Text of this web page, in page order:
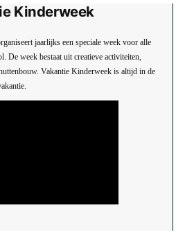
Kinderweek
jaarlijks een speciale week voor alle
De week bestaat uit creatieve activiteiten,
Vakantie Kinderweek is altijd in de